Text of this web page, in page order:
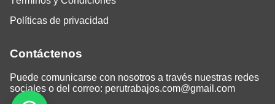
Políticas de privacidad
Contáctenos
Puede comunicarse con nosotros a través nuestras redes
sociales o del correo: perutrabajos.com@gmail.com